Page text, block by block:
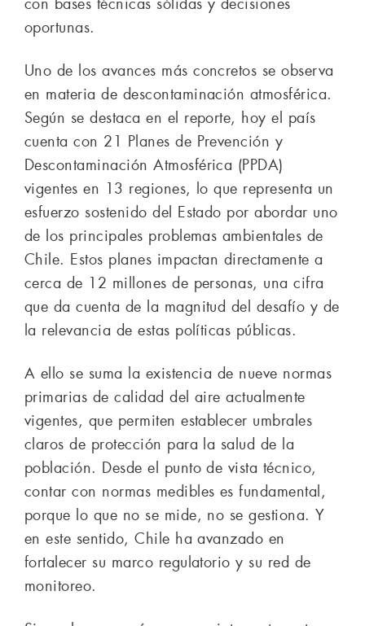
con bases técnicas sólidas y decisiones
oportunas.
Uno de los avances más concretos se observa
en materia de descontaminación atmosférica.
Según se destaca en el reporte, hoy el país
cuenta con 21 Planes de Prevención y
Descontaminación Atmosférica (PPDA)
vigentes en 13 regiones, lo que representa un
esfuerzo sostenido del Estado por abordar uno
de los principales problemas ambientales de
Chile. Estos planes impactan directamente a
cerca de 12 millones de personas, una cifra
que da cuenta de la magnitud del desafío y de
la relevancia de estas políticas públicas.
A ello se suma la existencia de nueve normas
primarias de calidad del aire actualmente
vigentes, que permiten establecer umbrales
claros de protección para la salud de la
población. Desde el punto de vista técnico,
contar con normas medibles es fundamental,
porque lo que no se mide, no se gestiona. Y
en este sentido, Chile ha avanzado en
fortalecer su marco regulatorio y su red de
monitoreo.